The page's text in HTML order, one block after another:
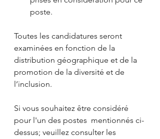
poste.
Toutes les candidatures seront
examinées en fonction de la
distribution géographique et de la
promotion de la diversité et de
l’inclusion.
Si vous souhaitez être considéré
pour l'un des postes  mentionnés ci-
dessus; veuillez consulter les